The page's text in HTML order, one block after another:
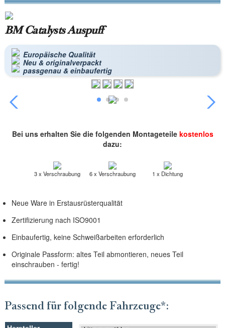
BM Catalysts Auspuff
Europäische Qualität
Neu & originalverpackt
passgenau & einbaufertig
Bei uns erhalten Sie die folgenden Montageteile kostenlos
dazu:
3 x Verschraubung 6 x Verschraubung 1 x Dichtung
Neue Ware in Erstausrüsterqualität
Zertifizierung nach ISO9001
Einbaufertig, keine Schweißarbeiten erforderlich
Originale Passform: altes Teil abmontieren, neues Teil
einschrauben - fertig!
Passend für folgende Fahrzeuge*: